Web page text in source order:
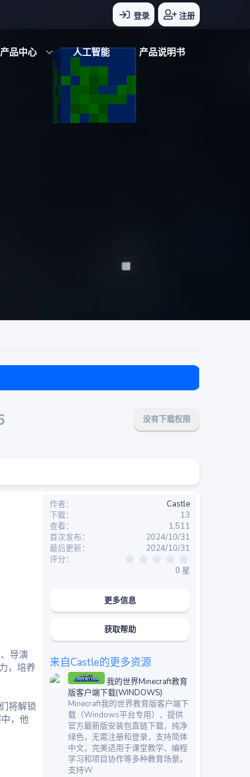
登录 注册
产品中心 人工智能 产品说明书
没有下载权限
导演
，培养
将解锁
，他
作者
Castle
下载
13
查看
1,511
首次发布
2024/10/31
最后更新
2024/10/31
评分
0 星
更多信息
获取帮助
来自Castle的更多资源
我的世界Minecraft教育
版客户端下载(WINDOWS)
Minecraft我的世界教育版客户端下
载（Windows平台专用），提供
官方最新版安装包直链下载，纯净
绿色，无需注册和登录，支持简体
中文，完美适用于课堂教学、编程
学习和项目协作等多种教育场景。
支持W